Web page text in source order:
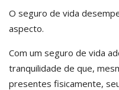
O seguro de vida
aspecto.
Com um seguro de vida
tranquilidade de que,
presentes fisicamente,